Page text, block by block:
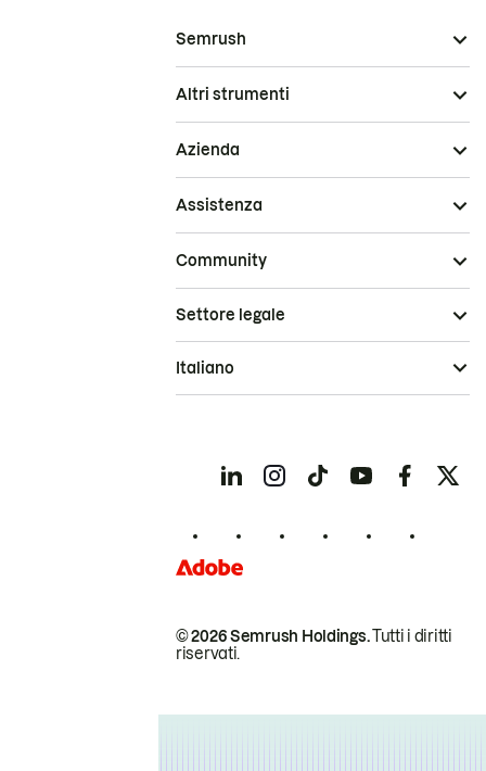
Semrush
Altri strumenti
Azienda
Assistenza
Community
© 2026 Semrush Holdings.Tutti i diritti
riservati.
Settore legale
Italiano